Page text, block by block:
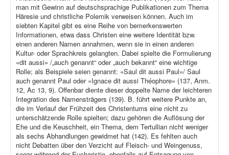
man mit Gewinn auf deutschsprachige Publikationen zum Thema
Häresie und christliche Polemik verweisen können. Auch im
siebten Kapitel gibt es eine Reihe von bemerkenswerten
Informationen, etwa dass Christen eine weitere Identität bzw.
einen anderen Namen annahmen, wenn sie in einen anderen
Kultur- oder Sprachkreis gelangten. Dabei spielte die Formulierung
«dit aussi» /„auch genannt“ oder „auch bekannt“ eine wichtige
Rolle; als Beispiele seien genannt: «Saul dit aussi Paul»/ Saul
auch genannt Paul oder «Ignace dit aussi Théophore» (137, Anm.
12, Ac 13, 9). Offenbar diente dieser doppelte Name der leichteren
Integration des Namensträgers (139). B. führt weitere Punkte an,
die im Verlauf der Frühzeit des Christentums eine nicht zu
unterschätzende Rolle spielten; dazu gehören die Auflösung der
Ehe und die Keuschheit, ein Thema, dem Tertullian nicht weniger
als sechs Abhandlungen gewidmet hat (142). Es fehlten auch
nicht Debatten über den Verzicht auf Fleisch- und Weingenuss,